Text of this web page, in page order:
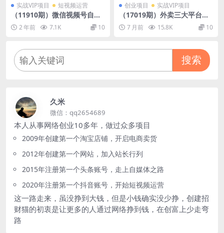
实战VIP项目 短视频运营
（11910期）微信视频号自助
独立后台每天躺赚三位数可矩
阵操作解放双手
2 年前 7.1K 10
创业项目 实战VIP项目
（17019期）外卖三大平台爆
单课，30天打法、活动策划、
流量加权，快速冷启动，实现
7 月前 15.8K 10
搜索
久米
微信：qq2654689
本人从事网络创业10多年，做过众多项目
2009年创建第一个淘宝店铺，开启电商卖货
2012年创建第一个网站，加入站长行列
2015年注册第一个头条账号，走上自媒体之路
2020年注册第一个抖音账号，开始短视频运营
这一路走来，虽没挣到大钱，但是小钱确实没少挣，创建招
财猫的初衷是让更多的人通过网络挣到钱，在创富上少走弯
路